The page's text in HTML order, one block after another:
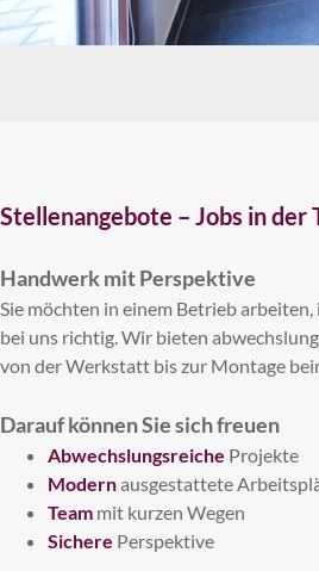
Stellenangebote – Jobs in
Handwerk mit Perspektive
Sie möchten in einem Betrieb arbeiten,
bei uns richtig. Wir bieten
von der Werkstatt bis zur Montage
Darauf können Sie sich freuen
Abwechslungsreiche Projekte
Modernausgestattete
Team mit kurzen Wegen
Sichere Perspektive